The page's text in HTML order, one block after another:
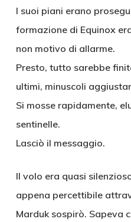
I suoi piani erano
formazione di Equinox
non motivo di allarme.
Presto, tutto sarebbe
ultimi, minuscoli
Si mosse rapidamente,
sentinelle.
Lasciò il messaggio.
Il volo era quasi
appena percettibile
Marduk sospirò. Sapeva